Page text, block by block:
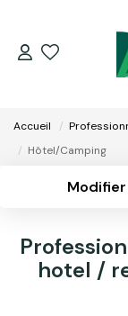
Accueil
Hôtel/Camping
Sélectionnez...
Type de bien
hotel /